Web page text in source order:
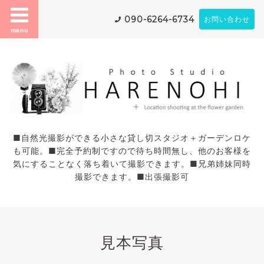
menu
090-6264-6734 お問い合わせ
■自然光撮影ができる小さな貸し切スタジオ＋ガーデンロケ
も可能。■完全予約制ですので待ち時間無し、他のお客様を
気にすることなく落ち着いて撮影できます。■兄弟姉妹同時
撮影できます。■出張撮影可
見本写真